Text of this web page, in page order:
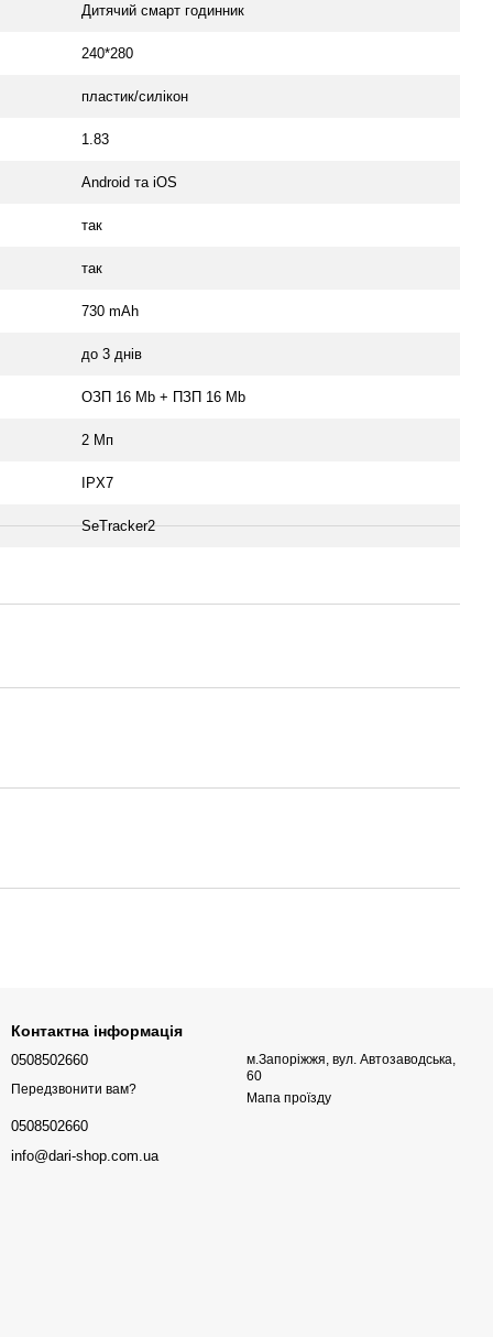
Дитячий смарт годинник
240*280
пластик/силікон
1.83
Android та iOS
так
так
730 mAh
до 3 днів
ОЗП 16 Мb + ПЗП 16 Mb
2 Мп
IPX7
SeTracker2
Контактна інформація
0508502660
Передзвонити вам?
0508502660
info@dari-shop.com.ua
м.Запоріжжя, вул. Автозаводська,
60
Мапа проїзду